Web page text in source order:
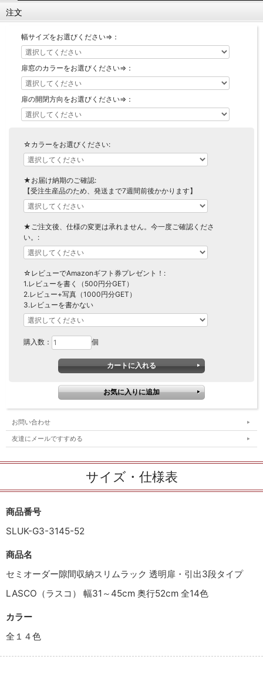
注文
幅サイズをお選びください⇒：
扉窓のカラーをお選びください⇒：
扉の開閉方向をお選びください⇒：
☆カラーをお選びください:
★お届け納期のご確認:
【受注生産品のため、発送まで7週間前後かかります】
★ご注文後、仕様の変更は承れません。今一度ご確認くださ
い。:
☆レビューでAmazonギフト券プレゼント！:
1.レビューを書く（500円分GET）
2.レビュー+写真（1000円分GET）
3.レビューを書かない
購入数： 個
お問い合わせ
友達にメールですすめる
サイズ・仕様表
商品番号
SLUK-G3-3145-52
商品名
セミオーダー隙間収納スリムラック 透明扉・引出3段タイプ
LASCO（ラスコ） 幅31～45cm 奥行52cm 全14色
カラー
全１４色